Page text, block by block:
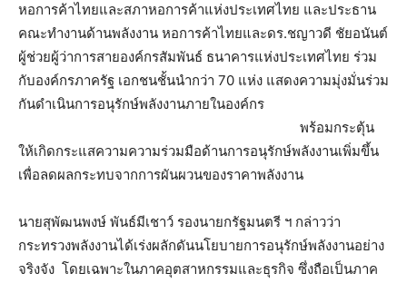
หอการค้าไทยและสภาหอการค้าแห่งประเทศไทย และประธาน
คณะทำงานด้านพลังงาน หอการค้าไทยและดร.ชญาวดี ชัยอนันต์
ผู้ช่วยผู้ว่าการสายองค์กรสัมพันธ์ ธนาคารแห่งประเทศไทย ร่วม
กับองค์กรภาครัฐ เอกชนชั้นนำกว่า 70 แห่ง แสดงความมุ่งมั่นร่วม
กันดำเนินการอนุรักษ์พลังงานภายในองค์กร
พร้อมกระตุ้น
ให้เกิดกระแสความความร่วมมือด้านการอนุรักษ์พลังงานเพิ่มขึ้น
เพื่อลดผลกระทบจากการผันผวนของราคาพลังงาน
นายสุพัฒนพงษ์ พันธ์มีเชาว์ รองนายกรัฐมนตรี ฯ กล่าวว่า
กระทรวงพลังงานได้เร่งผลักดันนโยบายการอนุรักษ์พลังงานอย่าง
จริงจัง โดยเฉพาะในภาคอุตสาหกรรมและธุรกิจ ซึ่งถือเป็นภาค